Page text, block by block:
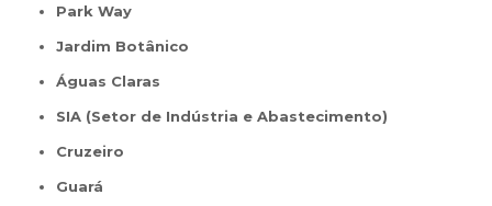
Park Way
Jardim Botânico
Águas Claras
SIA (Setor de Indústria e Abastecimento)
Cruzeiro
Guará